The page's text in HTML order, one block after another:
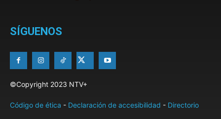
SÍGUENOS
©Copyright 2023 NTV+
Código de ética - Declaración de accesibilidad - Directorio